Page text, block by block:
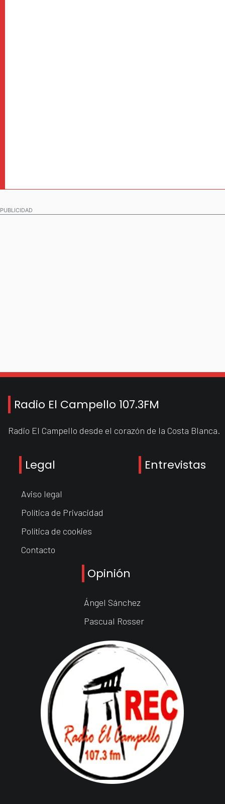
PUBLICIDAD
Radio El Campello 107.3FM
Radio El Campello desde el corazón de la Costa Blanca.
Legal
Aviso legal
Política de Privacidad
Política de cookies
Contacto
Entrevistas
Opinión
Ángel Sánchez
Pascual Rosser